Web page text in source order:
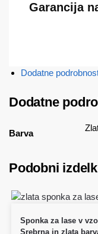
Garancija
Dodatne
Dodatne
Barva
Podobni
Sponka za lase v
Srebrna in zlata